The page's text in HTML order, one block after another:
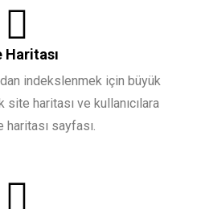
Haritası
indekslenmek için büyük
haritası ve kullanıcılara
sayfası.